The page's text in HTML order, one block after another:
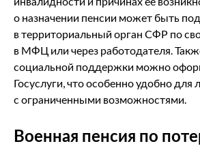
о назначении пенсии может быть
в территориальный орган СФР по
в МФЦ или через работодателя.
социальной поддержки можно
Госуслуги, что особенно удобно для
с ограниченными возможностями.
Военная пенсия по